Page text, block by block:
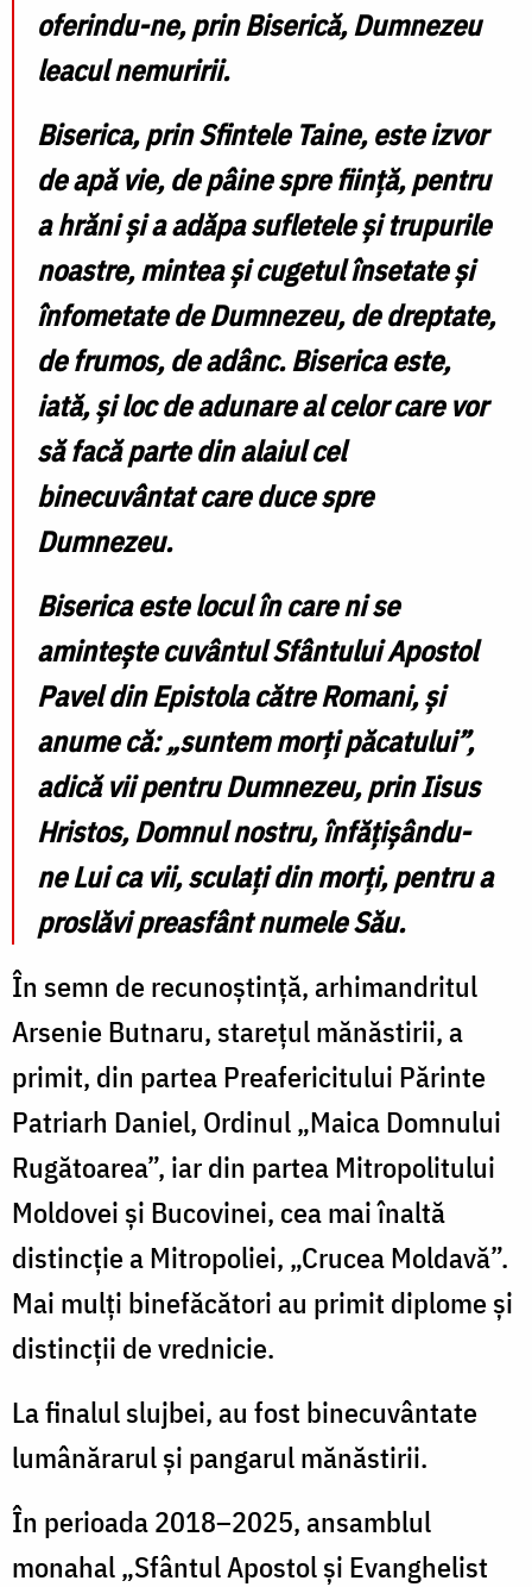
oferindu-ne, prin Biserică, Dumnezeu
leacul nemuririi.
Biserica, prin Sfintele Taine, este izvor
de apă vie, de pâine spre ființă, pentru
a hrăni și a adăpa sufletele și trupurile
noastre, mintea și cugetul însetate și
înfometate de Dumnezeu, de dreptate,
de frumos, de adânc. Biserica este,
iată, și loc de adunare al celor care vor
să facă parte din alaiul cel
binecuvântat care duce spre
Dumnezeu.
Biserica este locul în care ni se
amintește cuvântul Sfântului Apostol
Pavel din Epistola către Romani, și
anume că: „suntem morți păcatului”,
adică vii pentru Dumnezeu, prin Iisus
Hristos, Domnul nostru, înfățișându-
ne Lui ca vii, sculați din morți, pentru a
proslăvi preasfânt numele Său.
În semn de recunoștință, arhimandritul
Arsenie Butnaru, starețul mănăstirii, a
primit, din partea Preafericitului Părinte
Patriarh Daniel, Ordinul „Maica Domnului
Rugătoarea”, iar din partea Mitropolitului
Moldovei și Bucovinei, cea mai înaltă
distincție a Mitropoliei, „Crucea Moldavă”.
Mai mulți binefăcători au primit diplome și
distincții de vrednicie.
La finalul slujbei, au fost binecuvântate
lumânărarul și pangarul mănăstirii.
În perioada 2018–2025, ansamblul
monahal „Sfântul Apostol și Evanghelist